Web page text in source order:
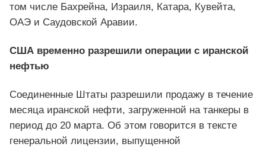
том числе Бахрейна, Израиля, Катара, Кувейта,
ОАЭ и Саудовской Аравии.
США временно разрешили операции с иранской
нефтью
Соединенные Штаты разрешили продажу в течение
месяца иранской нефти, загруженной на танкеры в
период до 20 марта. Об этом говорится в тексте
генеральной лицензии, выпущенной